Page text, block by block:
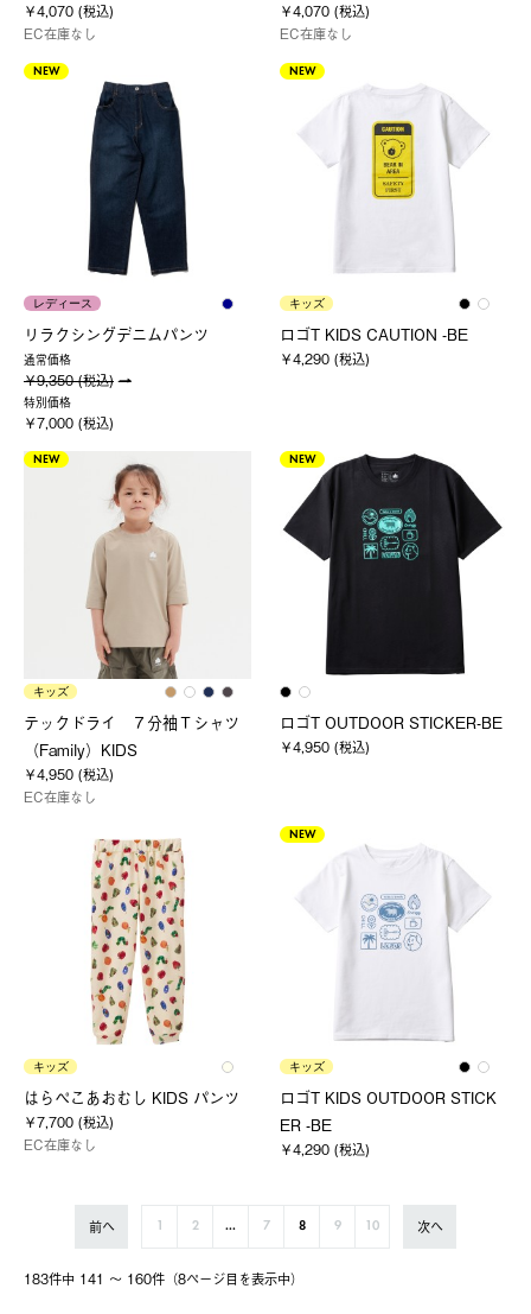
￥4,070 (税込)
EC在庫なし
￥4,070 (税込)
EC在庫なし
NEW
レディース
リラクシングデニムパンツ
通常価格
￥9,350 (税込)
特別価格
￥7,000 (税込)
NEW
キッズ
ロゴT KIDS CAUTION -BE
￥4,290 (税込)
NEW
キッズ
テックドライ ７分袖Ｔシャツ
（Family）KIDS
￥4,950 (税込)
EC在庫なし
NEW
ロゴT OUTDOOR STICKER-BE
￥4,950 (税込)
キッズ
はらぺこあおむし KIDS パンツ
￥7,700 (税込)
EC在庫なし
NEW
キッズ
ロゴT KIDS OUTDOOR STICK
ER -BE
￥4,290 (税込)
183件中 141 〜 160件（8ページ⽬を表⽰中）
前へ 2 ... 7 8 9 10 次へ